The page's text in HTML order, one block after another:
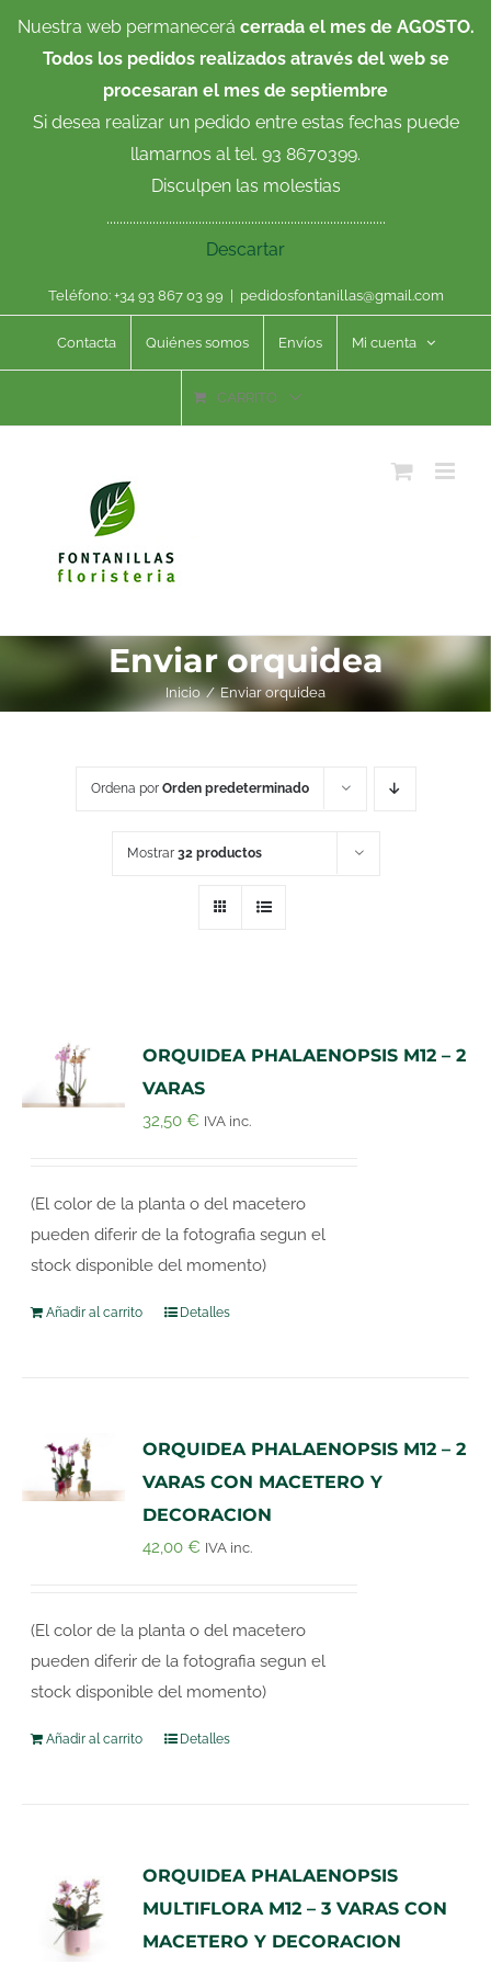
Nuestra web permanecerá cerrada el mes de AGOSTO.
Todos los pedidos realizados através del web se
procesaran el mes de septiembre
Si desea realizar un pedido entre estas fechas puede
llamarnos al tel. 93 8670399.
Disculpen las molestias
.....................................................................................
Descartar
Teléfono: +34 93 867 03 99 pedidosfontanillas@gmail.com
Contacta Quiénes somos Envíos Mi cuenta
CARRITO
Enviar orquidea
Inicio Enviar orquidea
Ordena por Orden predeterminado
Mostrar 32 productos
ORQUIDEA PHALAENOPSIS M12 – 2
VARAS
32,50€ IVA inc.
(El color de la planta o del macetero
pueden diferir de la fotografia segun el
stock disponible del momento)
Añadir al carrito Detalles
ORQUIDEA PHALAENOPSIS M12 – 2
VARAS CON MACETERO Y
DECORACION
42,00€ IVA inc.
(El color de la planta o del macetero
pueden diferir de la fotografia segun el
stock disponible del momento)
Añadir al carrito Detalles
ORQUIDEA PHALAENOPSIS
MULTIFLORA M12 – 3 VARAS CON
MACETERO Y DECORACION